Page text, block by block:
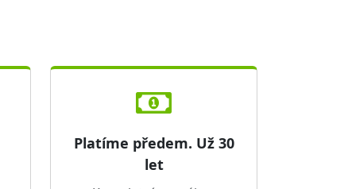
Platíme předem. Už 30
let